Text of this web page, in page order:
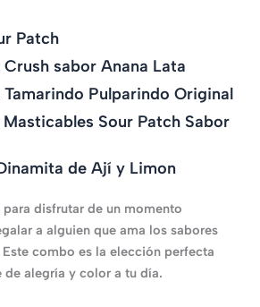
Patch
Crush sabor Anana Lata
Tamarindo Pulparindo Original
Sour Patch Sabor
de Ají y Limon
disfrutar de un momento
a alguien que ama los sabores
combo es la elección perfecta
de alegría y color a tu día.